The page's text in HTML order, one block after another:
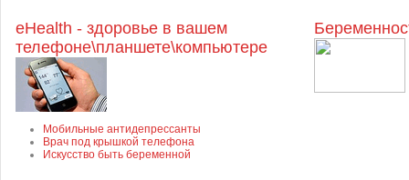
eHealth - здоровье в вашем
телефоне\планшете\компьютере
Мобильные антидепрессанты
Врач под крышкой телефона
Искусство быть беременной